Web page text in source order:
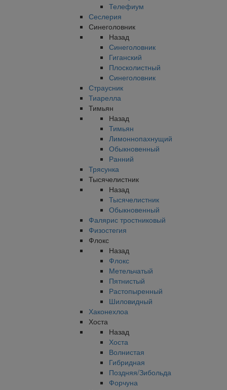
Телефиум
Сеслерия
Синеголовник
Назад
Синеголовник
Гиганский
Плосколистный
Синеголовник
Страусник
Тиарелла
Тимьян
Назад
Тимьян
Лимоннопахнущий
Обыкновенный
Ранний
Трясунка
Тысячелистник
Назад
Тысячелистник
Обыкновенный
Фалярис тростниковый
Физостегия
Флокс
Назад
Флокс
Метельчатый
Пятнистый
Растопыренный
Шиловидный
Хаконехлоа
Хоста
Назад
Хоста
Волнистая
Гибридная
Поздняя/Зибольда
Форчуна